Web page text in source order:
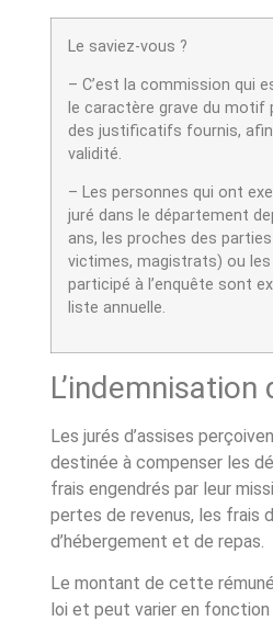
Le saviez-vous ?
– C’est la commission qui
le caractère grave du motif
des justificatifs fournis,
validité.
– Les personnes qui ont
juré dans le département
ans, les proches des
victimes, magistrats) ou
participé à l’enquête sont
liste annuelle.
L’indemnisation
Les jurés d’assises
destinée à compenser les
frais engendrés par leur
pertes de revenus, les frais
d’hébergement et de repas.
Le montant de cette
loi et peut varier en